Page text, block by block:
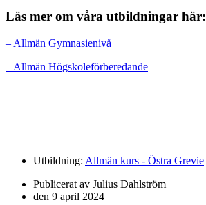
Läs mer om våra utbildningar här:
– Allmän Gymnasienivå
– Allmän Högskoleförberedande
Utbildning: Allmän kurs - Östra Grevie
Publicerat av Julius Dahlström
den 9 april 2024